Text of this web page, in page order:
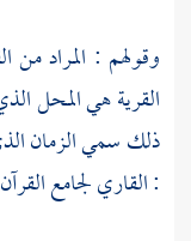
وقولهم : المراد
القرية هي المحل
ذلك سمي الزمان
: القاري لجامع